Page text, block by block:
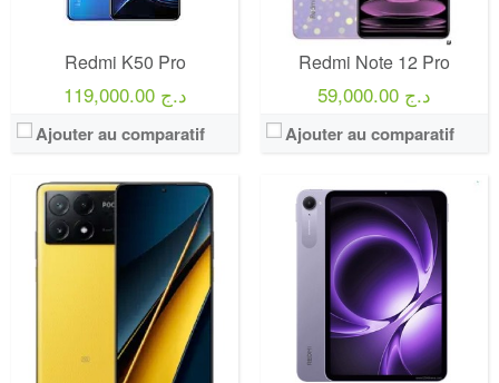
Redmi K50 Pro
119,000.00 د.ج
Ajouter au comparatif
Redmi Note 12 Pro
59,000.00 د.ج
Ajouter au comparatif